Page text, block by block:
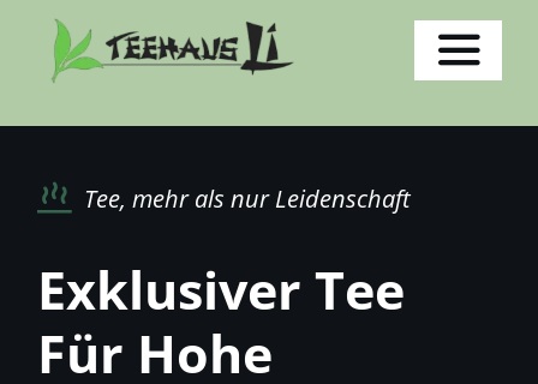
Inhalt
Toggle
Über uns
Tee, mehr als nur Leidenschaft
Exklusiver Tee
Für Hohe